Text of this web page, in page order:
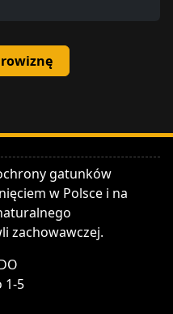
gatunków
w Polsce i na
zachowawczej.
1-5